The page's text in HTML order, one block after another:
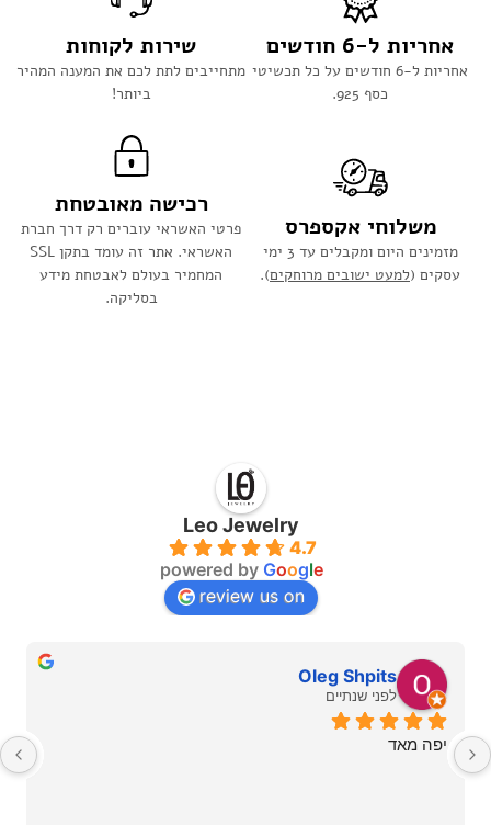
אחריות ל-6 חודשים
אחריות ל-6 חודשים על כל תכשיטי
כסף 925.
שירות לקוחות
מתחייבים לתת לכם את המענה המהיר
ביותר!
משלוחי אקספרס
מזמינים היום ומקבלים עד 3 ימי
עסקים (למעט ישובים מרוחקים).
רכישה מאובטחת
פרטי האשראי עוברים רק דרך חברת
האשראי. אתר זה עומד בתקן SSL
המחמיר בעולם לאבטחת מידע
בסליקה.
Leo Jewelry
4.7
powered by Google
review us on
Oleg Shpits
לפני שנתיים
יפה מאד